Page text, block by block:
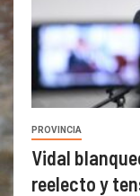
PROVINCIA
Vidal
reelecto y